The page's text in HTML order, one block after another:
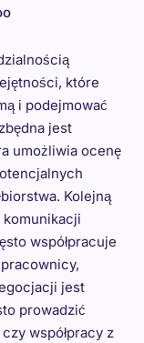
które
i podejmować
jest
umożliwia ocenę
Kolejną
współpracuje
jest
prowadzić
współpracy z